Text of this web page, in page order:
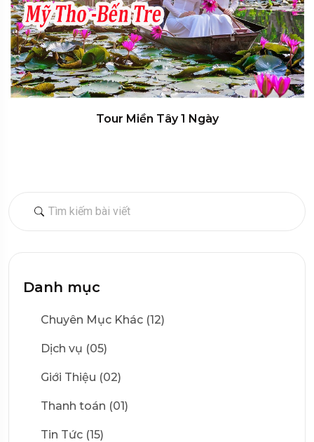
Danh mục
Chuyên Mục Khác (12)
Dịch vụ (05)
Giới Thiệu (02)
Thanh toán (01)
Tin Tức (15)
Tour Miền Tây 1 Ngày